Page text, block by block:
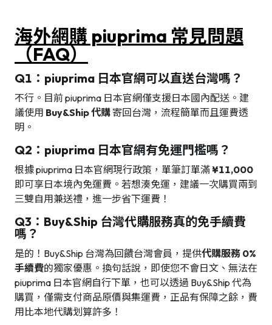
海外網購 piuprima 常見問題
（FAQ）
Q1：piuprima 日本官網可以直送台灣嗎？
不行。目前 piuprima 日本官網僅支援日本國內配送。建
議使用 Buy&Ship 代購 寄回台灣，流程簡單而且運費透
明。
Q2：piuprima 日本官網有免運門檻嗎？
根據 piuprima 日本官網現行政策，單筆訂單滿 ¥11,000
即可享日本境內免運費。若想湊免運，建議一次購買兩到
三雙自用兼送禮，進一步省下運費！
Q3：Buy&Ship 台灣代購服務真的免手續費
嗎？
是的！Buy&Ship 台灣為回饋台灣會員，提供代購服務 0%
手續費的獨家優惠。換句話說，即使您不會日文、無法在
piuprima 日本官網自行下單，也可以透過 Buy&Ship 代為
購買，僅需支付商品原價與集運費，正品有保障之餘，費
用比本地代購划算許多！